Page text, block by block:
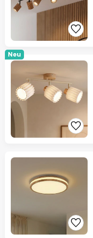
Neu